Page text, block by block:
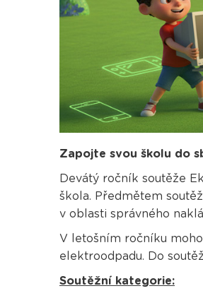
Zapojte svou školu do
Devátý ročník soutěže
škola. Předmětem
v oblasti správného
V letošním ročníku
elektroodpadu. Do
Soutěžní kategorie: